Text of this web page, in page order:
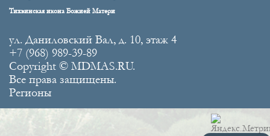
Тихвинская икона Божией Матери
ул. Даниловский Вал, д. 10, этаж 4
+7 (968) 989-39-89
Copyright © MDMAS.RU.
Все права защищены.
Регионы